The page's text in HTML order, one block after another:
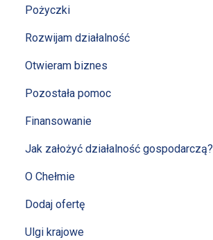
Pożyczki
Rozwijam działalność
Otwieram biznes
Pozostała pomoc
Finansowanie
Jak założyć działalność gospodarczą?
O Chełmie
Dodaj ofertę
Ulgi krajowe